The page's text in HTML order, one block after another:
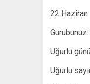
22 Haziran
Gurubunuz:
Uğurlu
Uğurlu